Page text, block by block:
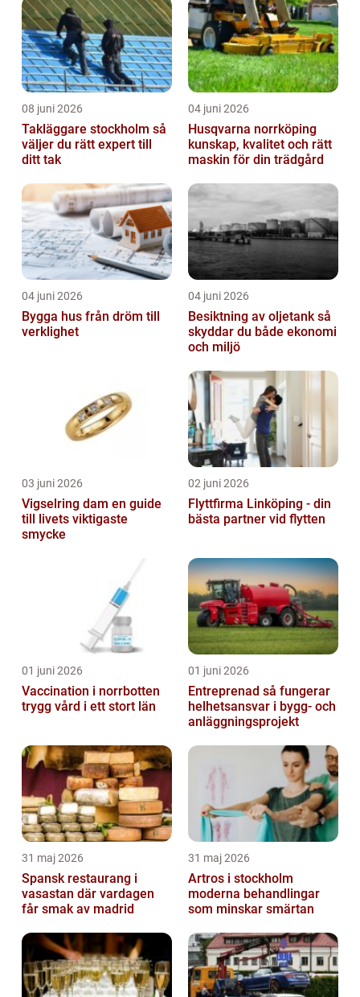
08 juni 2026
Takläggare stockholm så
väljer du rätt expert till
ditt tak
04 juni 2026
Husqvarna norrköping
kunskap, kvalitet och rätt
maskin för din trädgård
04 juni 2026
Bygga hus från dröm till
verklighet
04 juni 2026
Besiktning av oljetank så
skyddar du både ekonomi
och miljö
03 juni 2026
Vigselring dam en guide
till livets viktigaste
smycke
02 juni 2026
Flyttfirma Linköping - din
bästa partner vid flytten
01 juni 2026
Vaccination i norrbotten
trygg vård i ett stort län
01 juni 2026
Entreprenad så fungerar
helhetsansvar i bygg- och
anläggningsprojekt
31 maj 2026
Spansk restaurang i
vasastan där vardagen
får smak av madrid
31 maj 2026
Artros i stockholm
moderna behandlingar
som minskar smärtan